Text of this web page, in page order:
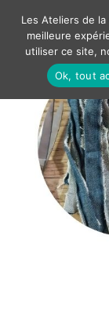
Les Ateliers de
meilleure
utiliser ce site,
Ok, tout